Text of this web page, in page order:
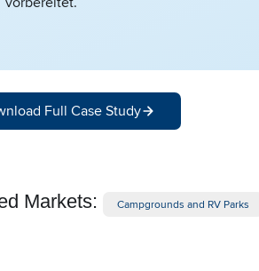
Full Case Study
Markets: Campgrounds and RV Parks